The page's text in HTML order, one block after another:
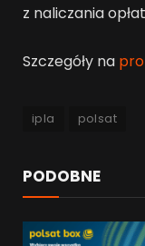
z naliczania
Szczegóły na
ipla polsat
PODOBNE